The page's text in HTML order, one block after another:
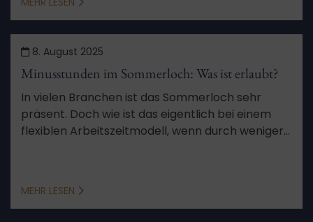
8. August 2025
Minusstunden im Sommerloch: Was ist erlaubt?
In vielen Branchen ist das Sommerloch sehr
präsent. Doch wie ist das eigentlich bei einem
flexiblen Arbeitszeitmodell, wenn durch weniger
MEHR LESEN